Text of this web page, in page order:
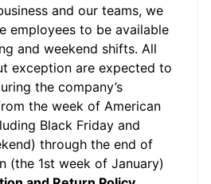
and our teams, we
employees to be available
and weekend shifts. All
exception are expected to
the company’s
the week of American
Black Friday and
through the end of
(the 1st week of January)